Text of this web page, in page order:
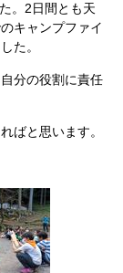
。 2日間とも天
キャンプファイ
た。
分の役割に責任
ばと思います。